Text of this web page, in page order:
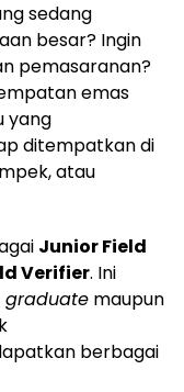
sedang
besar? Ingin
pemasaranan?
emas
yang
ditempatkan di
atau
Junior Field
Verifier. Ini
graduate maupun
berbagai